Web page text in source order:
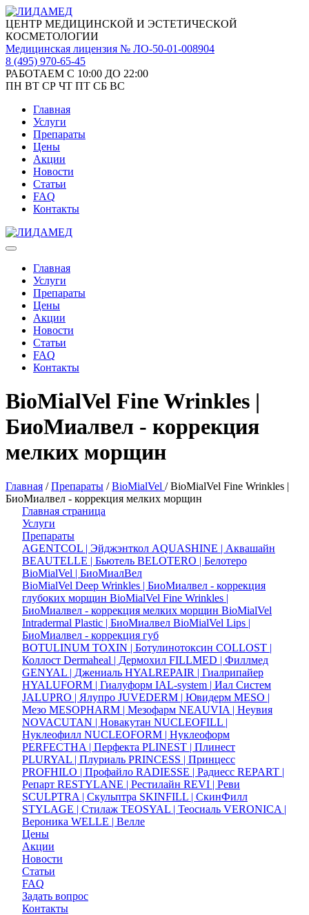
ЦЕНТР МЕДИЦИНСКОЙ И ЭСТЕТИЧЕСКОЙ
КОСМЕТОЛОГИИ
Медицинская лицензия № ЛО-50-01-008904
8 (495) 970-65-45
РАБОТАЕМ С 10:00 ДО 22:00
ПН ВТ СР ЧТ ПТ СБ ВС
Главная
Услуги
Препараты
Цены
Акции
Новости
Статьи
FAQ
Контакты
Главная
Услуги
Препараты
Цены
Акции
Новости
Статьи
FAQ
Контакты
BioMialVel Fine Wrinkles |
БиоМиалвел - коррекция
мелких морщин
Главная /Препараты /BioMialVel /BioMialVel Fine Wrinkles |
БиоМиалвел - коррекция мелких морщин
Главная страница
Услуги
Препараты
AGENTCOL | Эйджэнткол AQUASHINE | Аквашайн
BEAUTELLE | Бьютель BELOTERO | Белотеро
BioMialVel | БиоМиалВел
BioMialVel Deep Wrinkles | БиоМиалвел - коррекция
глубоких морщин BioMialVel Fine Wrinkles |
БиоМиалвел - коррекция мелких морщин BioMialVel
Intradermal Plastic | БиоМиалвел BioMialVel Lips |
БиоМиалвел - коррекция губ
BOTULINUM TOXIN | Ботулинотоксин COLLOST |
Коллост Dermaheal | Дермохил FILLMED | Филлмед
GENYAL | Джениаль HYALREPAIR | Гиалрипайер
HYALUFORM | Гиалуформ IAL-system | Иал Систем
JALUPRO | Ялупро JUVEDERM | Ювидерм MESO |
Мезо MESOPHARM | Мезофарм NEAUVIA | Неувия
NOVACUTAN | Новакутан NUCLEOFILL |
Нуклеофилл NUCLEOFORM | Нуклеоформ
PERFECTHA | Перфекта PLINEST | Плинест
PLURYAL | Плуриаль PRINCESS | Принцесс
PROFHILO | Профайло RADIESSE | Радиесс REPART |
Репарт RESTYLANE | Рестилайн REVI | Реви
SCULPTRA | Скульптра SKINFILL | СкинФилл
STYLAGE | Стилаж TEOSYAL | Теосиаль VERONICA |
Вероника WELLE | Велле
Цены
Акции
Новости
Статьи
FAQ
Задать вопрос
Контакты